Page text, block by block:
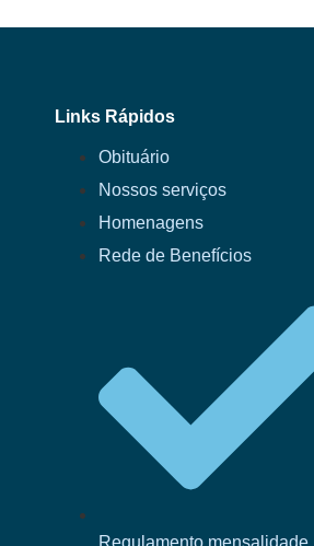
Links Rápidos
Obituário
Nossos serviços
Homenagens
Rede de Benefícios
Regulamento mensalidade